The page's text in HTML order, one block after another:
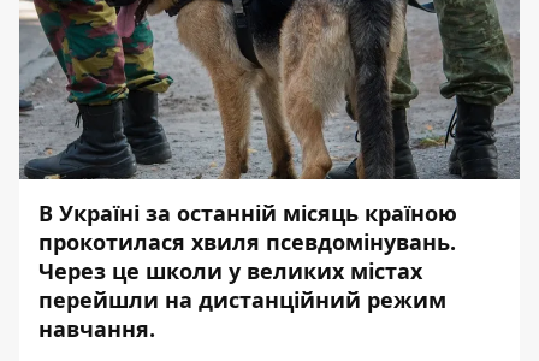
В Україні за останній місяць країною
прокотилася хвиля псевдомінувань.
Через це школи у великих містах
перейшли на дистанційний режим
навчання.